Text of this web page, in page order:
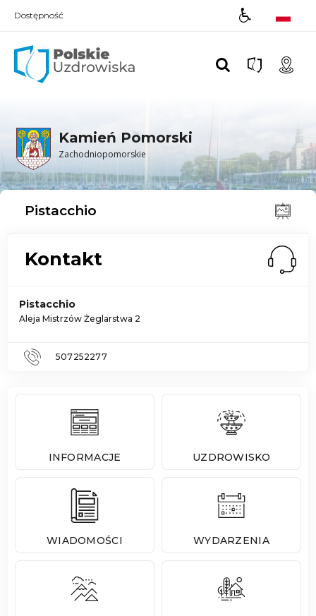
Dostępność
Kamień Pomorski
Zachodniopomorskie
Pistacchio
Kontakt
Pistacchio
Aleja Mistrzów Żeglarstwa 2
507252277
INFORMACJE UZDROWISKO
WIADOMOŚCI WYDARZENIA